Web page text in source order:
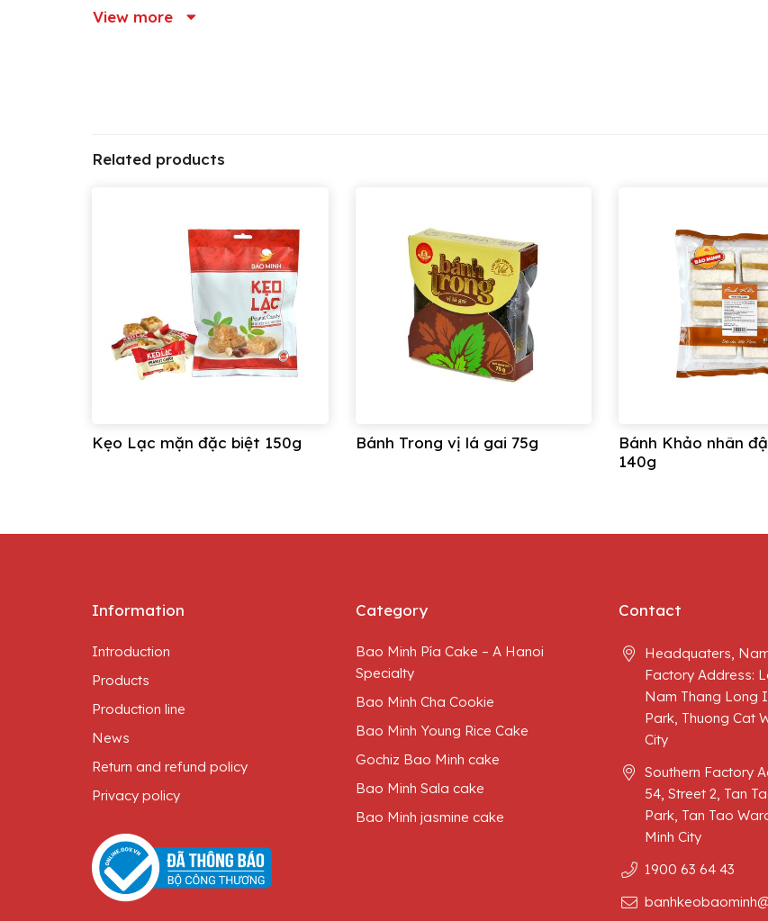
View more
-Bảo quản nơi khô ráo, thoáng mát
– Bánh ăn liền, tránh để lâu ngoài không khí sẽ ảnh hưởng đến chất lượng của bánh.
Xuất xứ: Việt Nam
-Bánh Khảo được sản xuất và phân phối bởi Công ty CP Bánh mứt kẹo Bảo Minh
Thông tin liên hệ:
Công ty cổ phần bánh mứt kẹo Bảo Minh
Miền Bắc: Lô B2-3-3a, KCN Nam Thăng Long, Thụy Phương, Bắc Từ Liêm, Hà Nội
Email: banhkeobaominh@gmail.com
Related products
Kẹo Lạc mặn đặc biệt 150g Bánh Trong vị lá gai 75g
Bánh Khảo nhân
140g
Information
Introduction
Products
Production line
News
Return and refund policy
Privacy policy
Category
Bao Minh Pía Cake – A Hanoi
Specialty
Bao Minh Cha Cookie
Bao Minh Young Rice Cake
Gochiz Bao Minh cake
Bao Minh Sala cake
Bao Minh jasmine cake
Contact
Headquaters,
Factory Address:
Nam Thang Long
Park, Thuong Cat
City
Southern Factory
54, Street 2, Tan
Park, Tan Tao
Minh City
1900 63 64 43